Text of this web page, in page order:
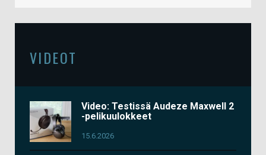
VIDEOT
Video: Testissä Audeze Maxwell 2
-pelikuulokkeet
15.6.2026